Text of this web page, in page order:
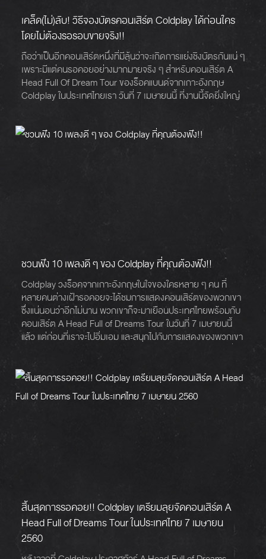
เคล็ด(ไม่)ลับ! วิธีจองบัตรคอนเสิร์ต Coldplay ได้ก่อนใคร
โดยไม่ต้องรอรอบขายจริง!!
ถือว่าเป็นอีกคอนเสิร์ตหนึ่งที่มีลุ้นว่าจะเกิดการแย่งชิงบัตรกันแน่ ๆ
เพราะมีแต่คนรอคอยอย่างมากมายจริง ๆ สำหรับคอนเสิร์ต A
Head Full Of Dream Tour ของร็อคแบนด์จากเกาะอังกฤษ
Coldplay ในประเทศไทยเรา วันที่ 7 เมษายนนี้ ที่งานนี้จัดยิ่งใหญ่
หนทางพิเศษ ที่จะทำให้คุณได้บัตรคอนเสิร์ตของ Coldplay มา
ชวนฟัง 10 เพลงดี ๆ ของ Coldplay ที่คุณต้องฟัง!!
Coldplay วงร็อคจากเกาะอังกฤษในใจของใครหลาย ๆ คน ที่
หลายคนต่างเฝ้ารอคอยจะได้ชมการแสดงคอนเสิร์ตของพวกเขา
ซึ่งแน่นอนว่าอีกไม่นาน พวกเขาก็จะมาเยือนประเทศไทยพร้อมกับ
คอนเสิร์ต A Head Full of Dreams Tour ในวันที่ 7 เมษายนนี้
แล้ว แต่ก่อนที่เราจะไปอิ่มเอม และสนุกไปกับการแสดงของพวกเขา
สิ้นสุดการรอคอย!! Coldplay เตรียมลุยจัดคอนเสิร์ต A
Head Full of Dreams Tour ในประเทศไทย 7 เมษายน
2560